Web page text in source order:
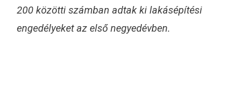
200 közötti számban adtak ki lakásépítési
engedélyeket az első negyedévben.